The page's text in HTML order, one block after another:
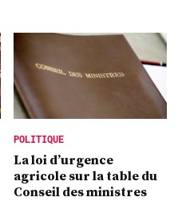
POLITIQUE
La loi d’urgence
agricole sur la table du
Conseil des ministres